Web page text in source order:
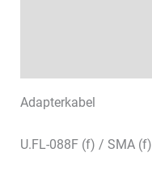
Adapterkabel
U.FL-088F (f) / SMA (f)